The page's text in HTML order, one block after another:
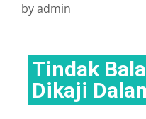
byadmin
Tindak
Dikaji